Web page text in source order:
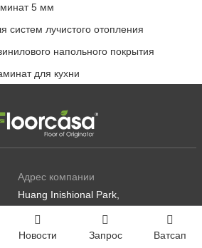
5 мм
систем лучистого отопления
напольного покрытия
для кухни
Адрес компании
Huang Inishional Park,
Китай
Новости Запрос Ватсап